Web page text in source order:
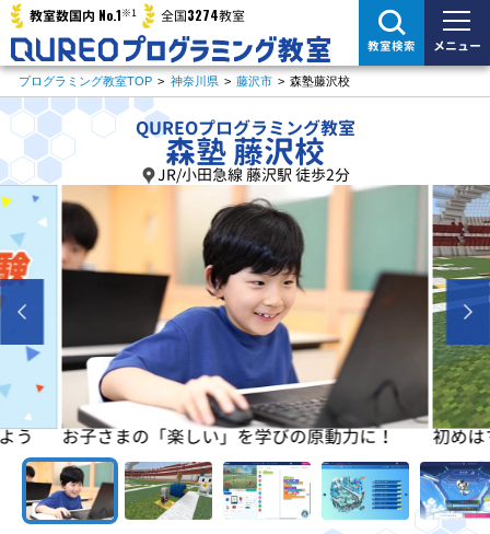
教室数国内 No.1※1 全国3274教室
教室検索 メニュー
プログラミング教室TOP > 神奈川県 > 藤沢市 > 森塾藤沢校
QUREOプログラミング教室
森塾 藤沢校
JR/小田急線 藤沢駅 徒歩2分
う お子さまの「楽しい」を学びの原動力に！ 初め